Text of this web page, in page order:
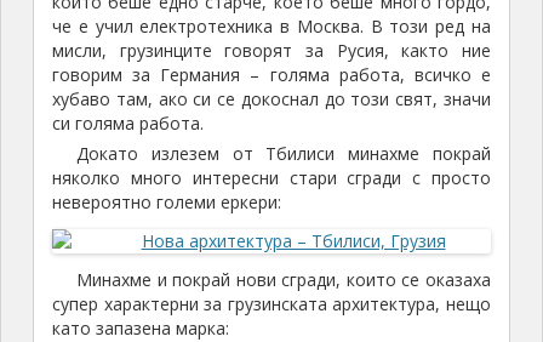
че е учил електротехника в Москва. В този ред на
мисли, грузинците говорят за Русия, както ние
говорим за Германия – голяма работа, всичко е
хубаво там, ако си се докоснал до този свят, значи
си голяма работа.
Докато излезем от Тбилиси минахме покрай
няколко много интересни стари сгради с просто
невероятно големи еркери:
Минахме и покрай нови сгради, които се оказаха
супер характерни за грузинската архитектура, нещо
като запазена марка: